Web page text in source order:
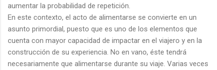
aumentar la probabilidad de repetición.
En este contexto, el acto de alimentarse se convierte en un
asunto primordial, puesto que es uno de los elementos que
cuenta con mayor capacidad de impactar en el viajero y en la
construcción de su experiencia. No en vano, éste tendrá
necesariamente que alimentarse durante su viaje. Varias veces